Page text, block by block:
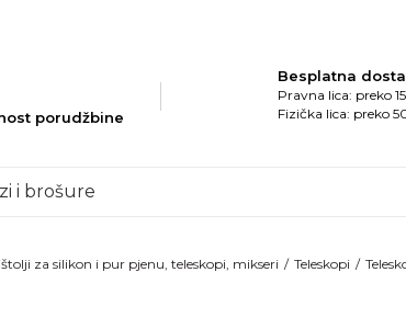
porudžbine
Besplatna
Pravna lica: preko
Fizička lica: preko
i brošure
za silikon i pur pjenu, teleskopi, mikseri Teleskopi